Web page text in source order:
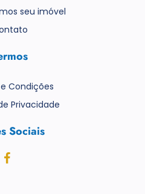
seu imóvel
Condições
Privacidade
Sociais